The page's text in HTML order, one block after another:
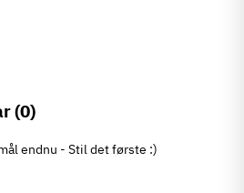
(0)
endnu - Stil det første :)